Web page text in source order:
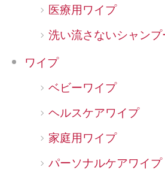
医療用ワイプ
洗い流さないシャン
ワイプ
ベビーワイプ
ヘルスケアワイプ
家庭用ワイプ
パーソナルケアワイプ